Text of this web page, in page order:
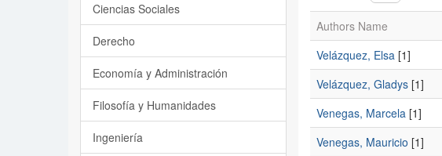
Authors Name
Velázquez, Elsa[1]
Velázquez, Gladys[1]
Venegas, Marcela[1]
Venegas, Mauricio [1]
Ciencias Sociales
Derecho
Economía y Administración
Filosofía y Humanidades
Ingeniería